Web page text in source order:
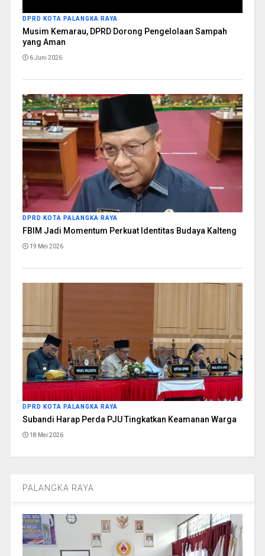
DPRD KOTA PALANGKA RAYA
Musim Kemarau, DPRD Dorong Pengelolaan Sampah
yang Aman
6 Juni 2026
DPRD KOTA PALANGKA RAYA
FBIM Jadi Momentum Perkuat Identitas Budaya Kalteng
19 Mei 2026
DPRD KOTA PALANGKA RAYA
Subandi Harap Perda PJU Tingkatkan Keamanan Warga
18 Mei 2026
PALANGKA RAYA